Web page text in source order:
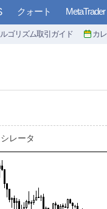
クォート MetaTrader
ゴリズム取引ガイド カ
レータ